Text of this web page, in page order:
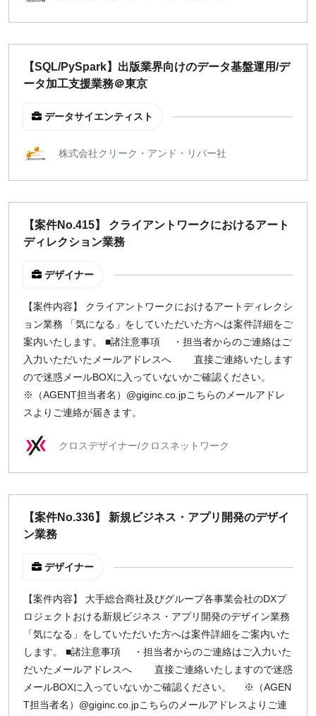
週4日
週3日
東京
名古屋
京都
募集状況
時給
1,500 円 以上
¥2,000 ¥3,000 ¥4,000 ¥5,000〜
指定なし
【SQL/PySpark】出版業界向けのデータ基盤運用/デ
ータ加工支援業務＠東京
データサイエンティスト
株式会社クリーク・アンド・リバー社
【案件No.415】 クライアントワークにおけるアート
ディレクション業務
デザイナー
【案件内容】 クライアントワークにおけるアートディレクシ
ョン業務 「気になる」をしていただいた方へは案件詳細をご
案内いたします。 ■諸注意事項 ・担当者からのご連絡はご
入力いただいたメールアドレスへ 直接ご連絡いたします
ので迷惑メールBOXに入っていないかご確認ください。
※（AGENT担当者名）@giginc.co.jpこちらのメールアドレ
スよりご連絡が届きます。
クロスデザイナー/クロスネットワーク
【案件No.336】 新規ビジネス・アプリ開発のデザイ
ン業務
デザイナー
【案件内容】 大手総合商社及びグループ各事業会社のDXプ
ロジェクトおける新規ビジネス・アプリ開発のデザイン業務
「気になる」をしていただいた方へは案件詳細をご案内いた
します。 ■諸注意事項 ・担当者からのご連絡はご入力いた
だいたメールアドレスへ 直接ご連絡いたしますので迷惑
メールBOXに入っていないかご確認ください。 ※（AGEN
T担当者名）@giginc.co.jpこちらのメールアドレスよりご連